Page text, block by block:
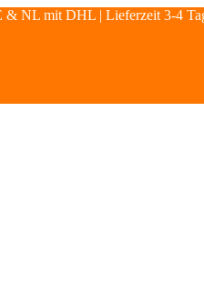
& NL mit DHL | Lieferzeit 3-4